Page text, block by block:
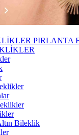
PIRLANTA
Bileklik